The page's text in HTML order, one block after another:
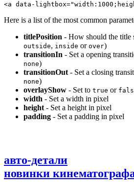
<a data-
Here is a list of the most common
titlePosition - How should the title
outside, inside or over)
transitionIn - Set a opening
none)
transitionOut - Set a closing
none)
overlayShow - Set to true or
width - Set a width in pixel
height - Set a height in pixel
padding - Set a padding in pixel
авто-детали
новинки